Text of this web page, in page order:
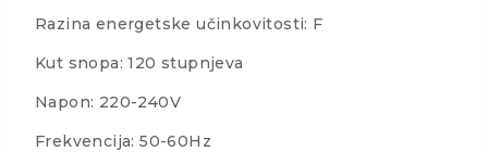
Razina energetske učinkovitosti: F
Kut snopa: 120 stupnjeva
Napon: 220-240V
Frekvencija: 50-60Hz